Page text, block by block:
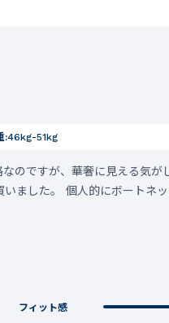
:46kg-51kg
のですが、華奢に見える気
ました。 個人的にボートネ
フィット感